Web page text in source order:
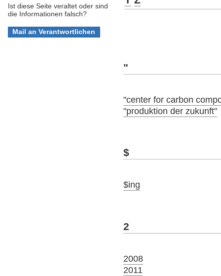
Ist diese Seite veraltet oder sind
die Informationen falsch?
"
"center for carbon
"produktion der zukunft"
$
$ing
2
2008
2011